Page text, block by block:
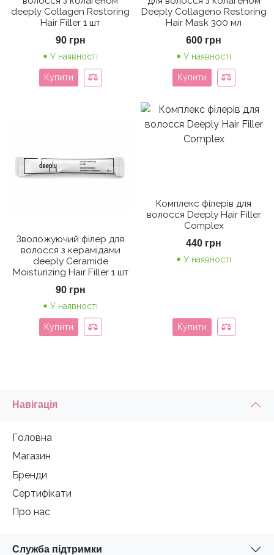
deeply Collagen Restoring
Hair Filler 1 шт
90 грн
У наявності
Купити
Deeply Collageno Restoring
Hair Mask 300 мл
600 грн
У наявності
Купити
Зволожуючий філер для
волосся з керамідами
deeply Ceramide
Moisturizing Hair Filler 1 шт
90 грн
У наявності
Купити
Комплекс філерів для
волосся Deeply Hair Filler
Complex
440 грн
У наявності
Купити
Навігація
Головна
Магазин
Бренди
Сертифікати
Про нас
Служба підтримки